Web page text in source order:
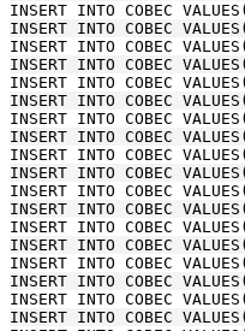
INSERT INTO COBEC
INSERT INTO COBEC
INSERT INTO COBEC
INSERT INTO COBEC
INSERT INTO COBEC
INSERT INTO COBEC
INSERT INTO COBEC
INSERT INTO COBEC
INSERT INTO COBEC
INSERT INTO COBEC
INSERT INTO COBEC
INSERT INTO COBEC
INSERT INTO COBEC
INSERT INTO COBEC
INSERT INTO COBEC
INSERT INTO COBEC
INSERT INTO COBEC
INSERT INTO COBEC